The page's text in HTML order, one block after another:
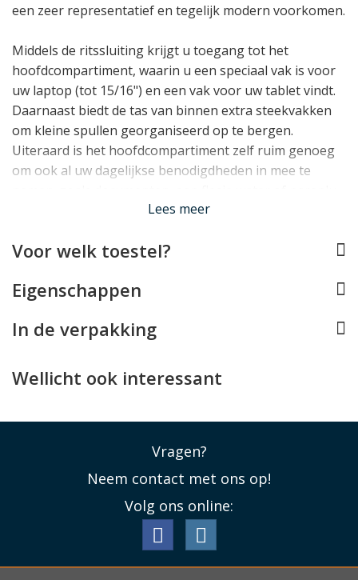
een zeer representatief en tegelijk modern voorkomen.
Middels de ritssluiting krijgt u toegang tot het
hoofdcompartiment, waarin u een speciaal vak is voor
uw laptop (tot 15/16") en een vak voor uw tablet vindt.
Daarnaast biedt de tas van binnen extra steekvakken
om kleine spullen georganiseerd op te bergen.
Uiteraard is het hoofdcompartiment zelf ruim genoeg
om ook al uw dagelijkse benodigdheden in mee te
Voorop de tas vindt u een ritsvak waarin kleinere zaken
handvatten en komt met een afneembare en
trolley band, waarmee het mogelijk is de tas over het
(zaken)reis!
Lees meer
Voor welk toestel?
Eigenschappen
In de verpakking
Wellicht ook interessant
Vragen?
Neem contact met ons op!
Volg ons online: